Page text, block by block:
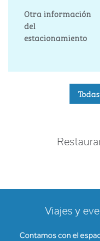
Otra información
del
estacionamiento
Viajes y
Contamos con el